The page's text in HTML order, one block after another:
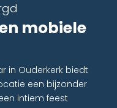
mobiele
in Ouderkerk biedt
een bijzonder
intiem feest